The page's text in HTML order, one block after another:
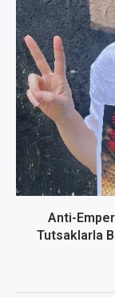
Anti-
Tutsaklarla